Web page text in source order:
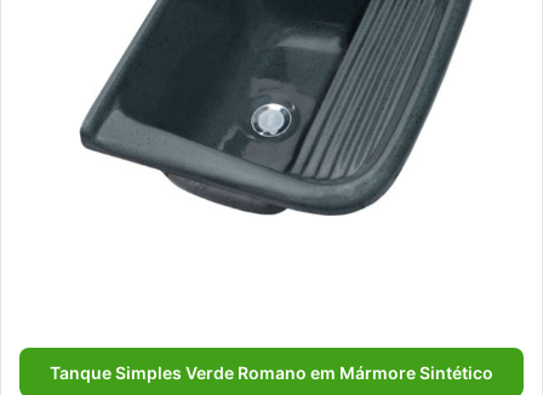
Tanque Simples Verde Romano em Mármore Sintético